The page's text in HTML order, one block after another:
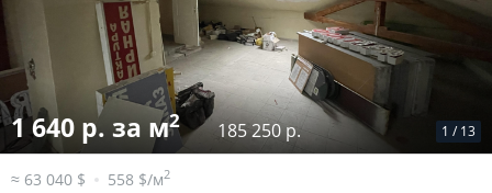
1 / 13
1 640 р. за м2 185 250 р.
≈ 63 040 $ 558 $/м2